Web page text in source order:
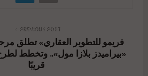
PREVIOUS POST
«بيراميدز بلازا مول».. وتخطط
قريبًا